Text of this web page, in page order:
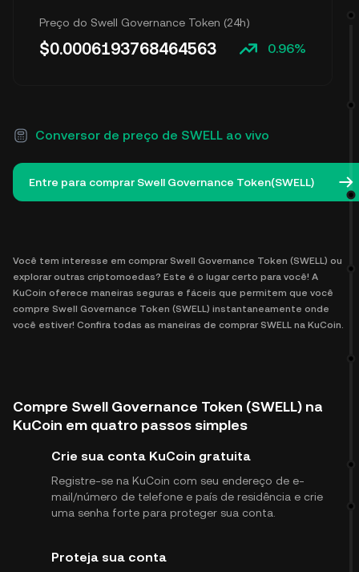
Preço do Swell Governance Token (24h)
$0.0006193768464563 0.96%
Conversor de preço de SWELL ao vivo
Entre para comprar Swell Governance Token(SWELL)
Você tem interesse em comprar Swell Governance Token (SWELL) ou
explorar outras criptomoedas? Este é o lugar certo para você! A
KuCoin oferece maneiras seguras e fáceis que permitem que você
compre Swell Governance Token (SWELL) instantaneamente onde
você estiver! Confira todas as maneiras de comprar SWELL na KuCoin.
Compre Swell Governance Token (SWELL) na
KuCoin em quatro passos simples
Crie sua conta KuCoin gratuita
Registre-se na KuCoin com seu endereço de e-
mail/número de telefone e país de residência e crie
uma senha forte para proteger sua conta.
Proteja sua conta